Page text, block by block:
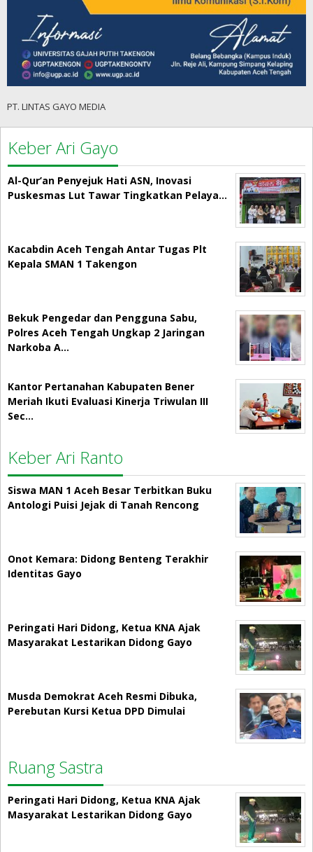
PT. LINTAS GAYO MEDIA
Keber Ari Gayo
Al-Qur’an Penyejuk Hati ASN, Inovasi
Puskesmas Lut Tawar Tingkatkan Pelaya…
Kacabdin Aceh Tengah Antar Tugas Plt
Kepala SMAN 1 Takengon
Bekuk Pengedar dan Pengguna Sabu,
Polres Aceh Tengah Ungkap 2 Jaringan
Narkoba A…
Kantor Pertanahan Kabupaten Bener
Meriah Ikuti Evaluasi Kinerja Triwulan III
Sec…
Keber Ari Ranto
Siswa MAN 1 Aceh Besar Terbitkan Buku
Antologi Puisi Jejak di Tanah Rencong
Onot Kemara: Didong Benteng Terakhir
Identitas Gayo
Peringati Hari Didong, Ketua KNA Ajak
Masyarakat Lestarikan Didong Gayo
Musda Demokrat Aceh Resmi Dibuka,
Perebutan Kursi Ketua DPD Dimulai
Ruang Sastra
Peringati Hari Didong, Ketua KNA Ajak
Masyarakat Lestarikan Didong Gayo